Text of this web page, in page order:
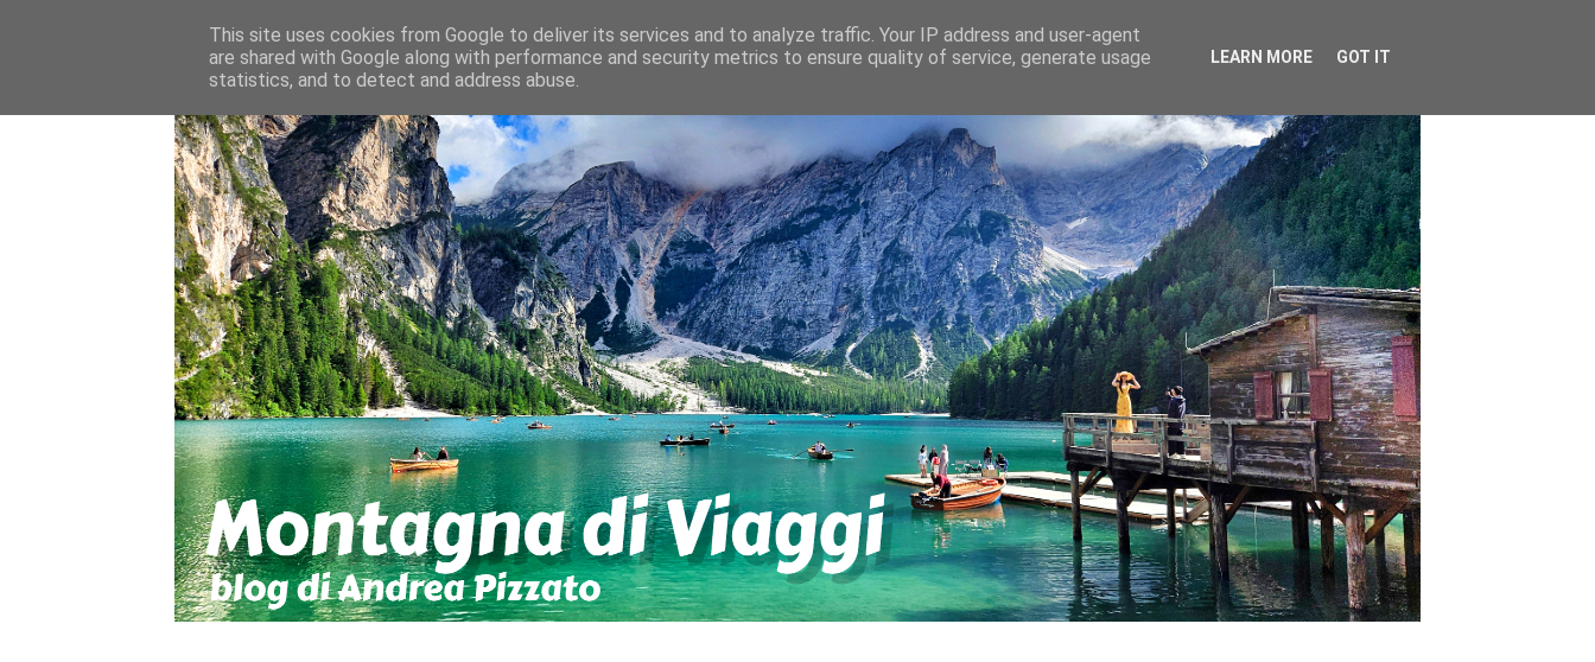
This site uses cookies from Google to deliver its services and to analyze traffic. Your IP address and user-agent
are shared with Google along with performance and security metrics to ensure quality of service, generate usage
statistics, and to detect and address abuse.
LEARN MORE GOT IT